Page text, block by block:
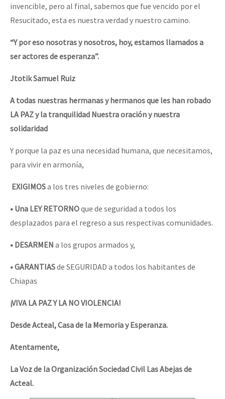
invencible, pero al final, sabemos que fue vencido por el
Resucitado, esta es nuestra verdad y nuestro camino.
“Y por eso nosotras y nosotros, hoy, estamos llamados a
ser actores de esperanza”.
Jtotik Samuel Ruiz
A todas nuestras hermanas y hermanos que les han robado
LA PAZ y la tranquilidad Nuestra oración y nuestra
solidaridad
Y porque la paz es una necesidad humana, que necesitamos,
para vivir en armonía,
EXIGIMOSa los tres niveles de gobierno:
• Una LEY RETORNOque de seguridad a todos los
desplazados para el regreso a sus respectivas comunidades.
• DESARMEN a los grupos armados y,
• GARANTIASde SEGURIDAD a todos los habitantes de
Chiapas
¡VIVA LA PAZ Y LA NO VIOLENCIA!
Desde Acteal, Casa de la Memoria y Esperanza.
Atentamente,
La Voz de la Organización Sociedad Civil Las Abejas de
Acteal.